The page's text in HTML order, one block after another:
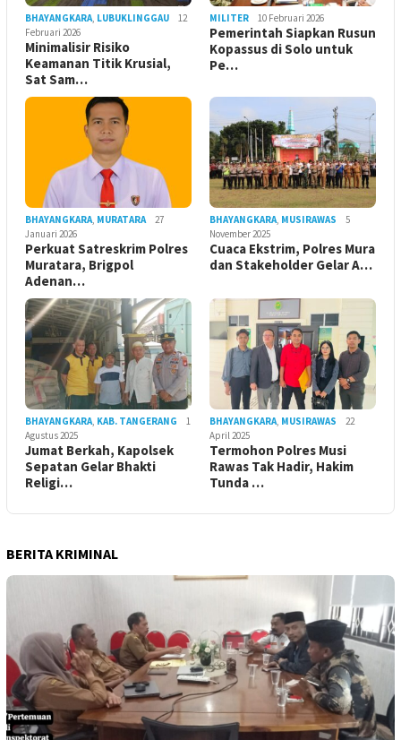
BHAYANGKARA LUBUKLINGGAU
12
Februari 2026
Minimalisir Risiko
Keamanan Titik Krusial,
Sat Sam…
MILITER 10 Februari 2026
Pemerintah Siapkan Rusun
Kopassus di Solo untuk
Pe…
BHAYANGKARA MURATARA
27
Januari 2026
Perkuat Satreskrim Polres
Muratara, Brigpol
Adenan…
BHAYANGKARA MUSIRAWAS
5
November 2025
Cuaca Ekstrim, Polres Mura
dan Stakeholder Gelar A…
BHAYANGKARA KAB. TANGERANG
1
Agustus 2025
Jumat Berkah, Kapolsek
Sepatan Gelar Bhakti
Religi…
BHAYANGKARA MUSIRAWAS
22
April 2025
Termohon Polres Musi
Rawas Tak Hadir, Hakim
Tunda …
BERITA KRIMINAL